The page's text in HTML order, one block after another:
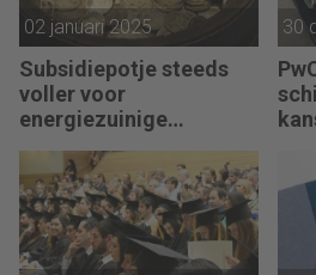
02 januari 2025
Subsidiepotje steeds
voller voor
energiezuinige
30